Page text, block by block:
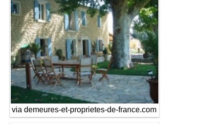
via demeures-et-proprietes-de-france.com